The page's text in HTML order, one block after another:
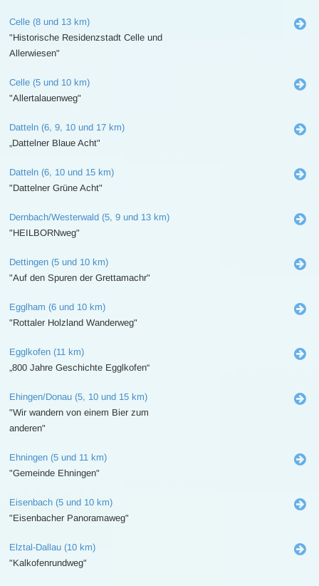
Celle (8 und 13 km)
"Historische Residenzstadt Celle und
Allerwiesen"
Celle (5 und 10 km)
"Allertalauenweg"
Datteln (6, 9, 10 und 17 km)
„Dattelner Blaue Acht"
Datteln (6, 10 und 15 km)
"Dattelner Grüne Acht"
Dernbach/Westerwald (5, 9 und 13 km)
"HEILBORNweg"
Dettingen (5 und 10 km)
"Auf den Spuren der Grettamachr"
Egglham (6 und 10 km)
"Rottaler Holzland Wanderweg"
Egglkofen (11 km)
„800 Jahre Geschichte Egglkofen“
Ehingen/Donau (5, 10 und 15 km)
"Wir wandern von einem Bier zum
anderen"
Ehningen (5 und 11 km)
"Gemeinde Ehningen"
Eisenbach (5 und 10 km)
"Eisenbacher Panoramaweg"
Elztal-Dallau (10 km)
"Kalkofenrundweg"